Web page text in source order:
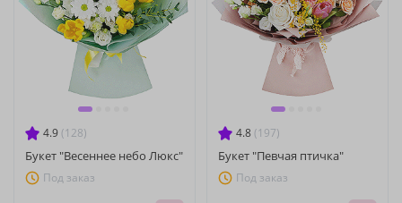
4.9 (128)
Букет "Весеннее небо Люкс"
Под заказ
4.8 (197)
Букет "Певчая птичка"
Под заказ